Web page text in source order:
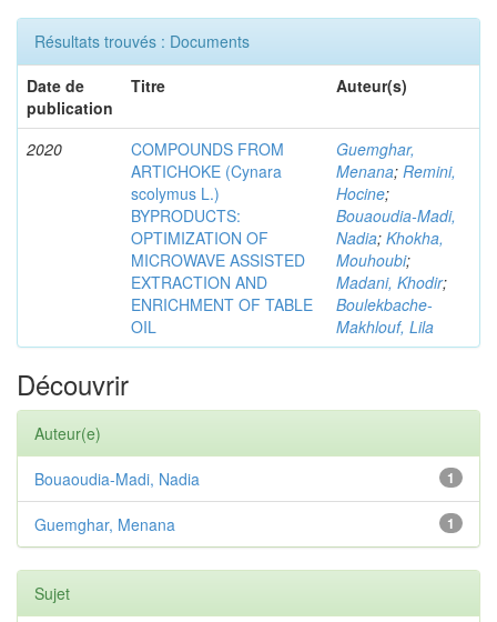
Résultats trouvés : Documents
Date de
publication
Titre Auteur(s)
2020
COMPOUNDS FROM
ARTICHOKE (Cynara
scolymus L.)
BYPRODUCTS:
OPTIMIZATION OF
MICROWAVE ASSISTED
EXTRACTION AND
ENRICHMENT OF TABLE
OIL
Guemghar,
Menana; Remini,
Hocine;
Bouaoudia-Madi,
Nadia; Khokha,
Mouhoubi;
Madani, Khodir;
Boulekbache-
Makhlouf, Lila
Découvrir
Auteur(e)
1
Bouaoudia-Madi, Nadia
1
Guemghar, Menana
Sujet